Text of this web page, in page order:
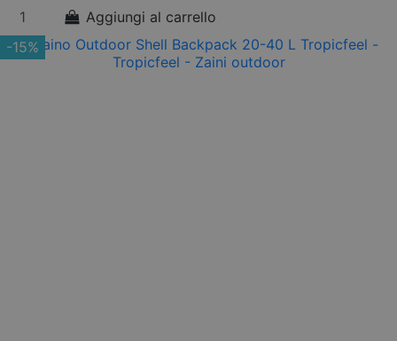
Aggiungi al carrello
-15%